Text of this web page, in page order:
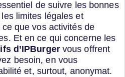
de suivre les bonnes
limites légales et
que vos activités de
Et en ce qui concerne les
d’IPBurgervous offrent
besoin, en vous
et, surtout, anonymat.